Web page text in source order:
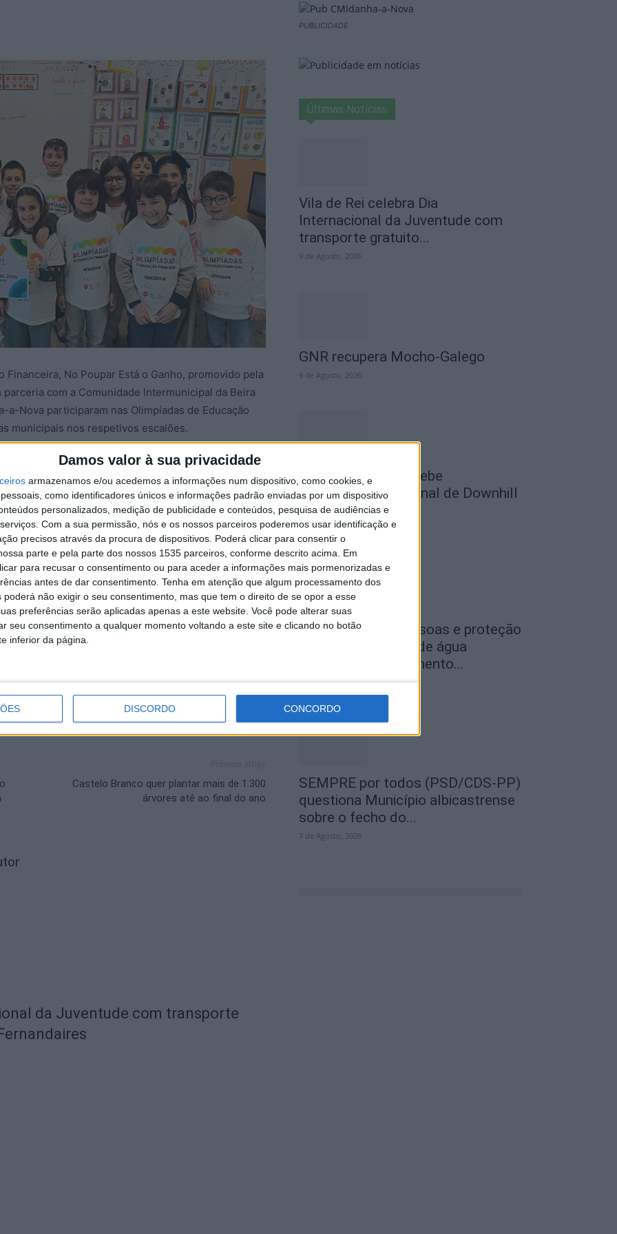
Damos valor à sua privacidade
armazenamos e/ou acedemos a informações num dispositivo, como cookies, e
como identificadores únicos e informações padrão enviadas por um dispositivo
personalizados, medição de publicidade e conteúdos, pesquisa de audiências e
Com a sua permissão, nós e os nossos parceiros poderemos usar identificação e
precisos através da procura de dispositivos. Poderá clicar para consentir o
parte e pela parte dos nossos 1535 parceiros, conforme descrito acima. Em
para recusar o consentimento ou para aceder a informações mais pormenorizadas e
antes de dar consentimento. Tenha em atenção que algum processamento dos
poderá não exigir o seu consentimento, mas que tem o direito de se opor a esse
preferências serão aplicadas apenas a este website. Você pode alterar suas
seu consentimento a qualquer momento voltando a este site e clicando no botão
inferior da página.
DISCORDO CONCORDO
No Poupar Está o Ganho, promovido pela
com a Comunidade Intermunicipal da Beira
a-Nova participaram nas Olimpíadas de Educação
municipais nos respetivos escalões.
ensinam-se crianças e jovens a poupar,
responsáveis, conscientes e com maior
a capacidade de planeamento, a paciência
e desejos, prevenindo dificuldades
Castelo Branco quer plantar mais de 1.300
árvores até ao final do ano
da Juventude com transporte
PUBLICIDADE
Últimas Notícias
Vila de Rei celebra Dia
Internacional da Juventude com
transporte gratuito...
9 de Agosto, 2026
GNR recupera Mocho-Galego
9 de Agosto, 2026
Castelo Branco recebe
Campeonato Nacional de Downhill
Urbano 2026
8 de Agosto, 2026
Segurança das pessoas e proteção
do abastecimento de água
justificam encerramento...
7 de Agosto, 2026
SEMPRE por todos (PSD/CDS-PP)
questiona Município albicastrense
sobre o fecho do...
7 de Agosto, 2026